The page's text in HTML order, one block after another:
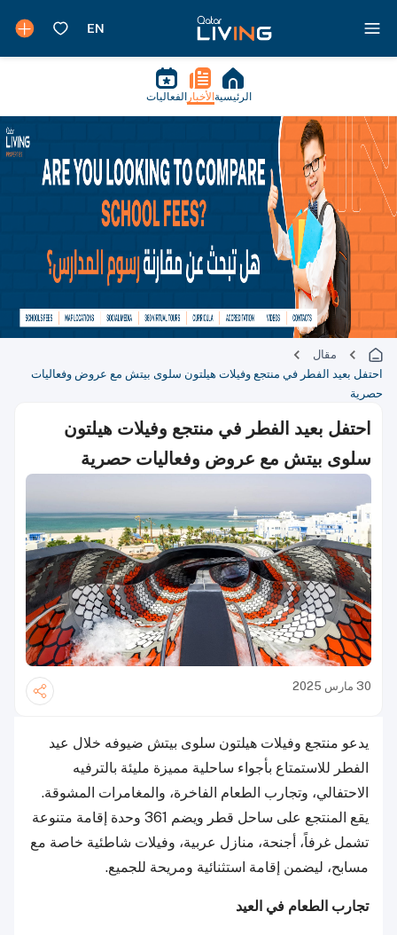
الرئيسية الأخبار الفعاليات
مقال
احتفل بعيد الفطر في منتجع وفيلات هيلتون سلوى بيتش مع عروض وفعاليات
حصرية
احتفل بعيد الفطر في منتجع وفيلات هيلتون
سلوى بيتش مع عروض وفعاليات حصرية
30 مارس 2025
يدعو منتجع وفيلات هيلتون سلوى بيتش ضيوفه خلال عيد
الفطر للاستمتاع بأجواء ساحلية مميزة مليئة بالترفيه
الاحتفالي، وتجارب الطعام الفاخرة، والمغامرات المشوقة.
يقع المنتجع على ساحل قطر ويضم 361 وحدة إقامة متنوعة
تشمل غرفاً، أجنحة، منازل عربية، وفيلات شاطئية خاصة مع
مسابح، ليضمن إقامة استثنائية ومريحة للجميع.
تجارب الطعام في العيد